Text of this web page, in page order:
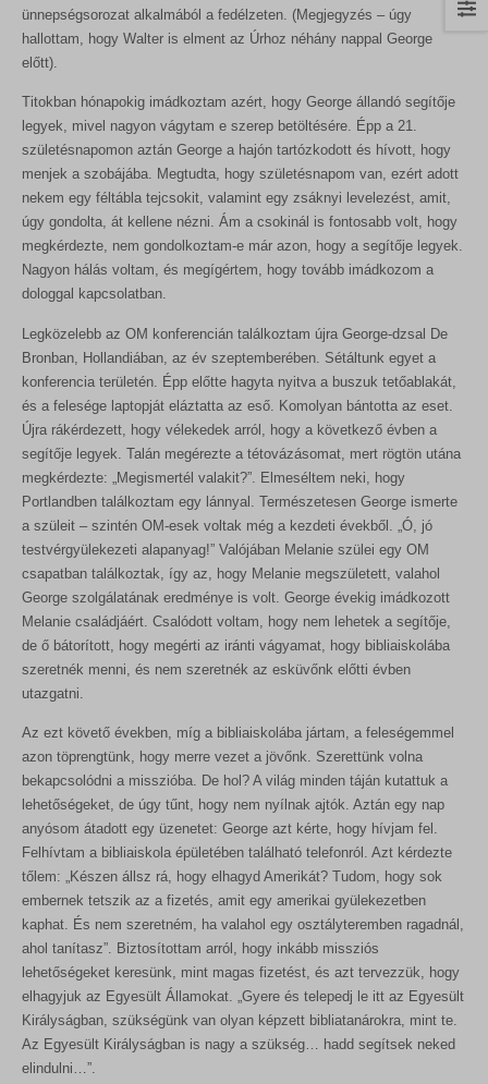
ünnepségsorozat alkalmából a fedélzeten. (Megjegyzés – úgy
hallottam, hogy Walter is elment az Úrhoz néhány nappal George
előtt).
Titokban hónapokig imádkoztam azért, hogy George állandó segítője
legyek, mivel nagyon vágytam e szerep betöltésére. Épp a 21.
születésnapomon aztán George a hajón tartózkodott és hívott, hogy
menjek a szobájába. Megtudta, hogy születésnapom van, ezért adott
nekem egy féltábla tejcsokit, valamint egy zsáknyi levelezést, amit,
úgy gondolta, át kellene nézni. Ám a csokinál is fontosabb volt, hogy
megkérdezte, nem gondolkoztam-e már azon, hogy a segítője legyek.
Nagyon hálás voltam, és megígértem, hogy tovább imádkozom a
dologgal kapcsolatban.
Legközelebb az OM konferencián találkoztam újra George-dzsal De
Bronban, Hollandiában, az év szeptemberében. Sétáltunk egyet a
konferencia területén. Épp előtte hagyta nyitva a buszuk tetőablakát,
és a felesége laptopját eláztatta az eső. Komolyan bántotta az eset.
Újra rákérdezett, hogy vélekedek arról, hogy a következő évben a
segítője legyek. Talán megérezte a tétovázásomat, mert rögtön utána
megkérdezte: „Megismertél valakit?”. Elmeséltem neki, hogy
Portlandben találkoztam egy lánnyal. Természetesen George ismerte
a szüleit – szintén OM-esek voltak még a kezdeti évekből. „Ó, jó
testvérgyülekezeti alapanyag!” Valójában Melanie szülei egy OM
csapatban találkoztak, így az, hogy Melanie megszületett, valahol
George szolgálatának eredménye is volt. George évekig imádkozott
Melanie családjáért. Csalódott voltam, hogy nem lehetek a segítője,
de ő bátorított, hogy megérti az iránti vágyamat, hogy bibliaiskolába
szeretnék menni, és nem szeretnék az esküvőnk előtti évben
utazgatni.
Az ezt követő években, míg a bibliaiskolába jártam, a feleségemmel
azon töprengtünk, hogy merre vezet a jövőnk. Szerettünk volna
bekapcsolódni a misszióba. De hol? A világ minden táján kutattuk a
lehetőségeket, de úgy tűnt, hogy nem nyílnak ajtók. Aztán egy nap
anyósom átadott egy üzenetet: George azt kérte, hogy hívjam fel.
Felhívtam a bibliaiskola épületében található telefonról. Azt kérdezte
tőlem: „Készen állsz rá, hogy elhagyd Amerikát? Tudom, hogy sok
embernek tetszik az a fizetés, amit egy amerikai gyülekezetben
kaphat. És nem szeretném, ha valahol egy osztályteremben ragadnál,
ahol tanítasz”. Biztosítottam arról, hogy inkább missziós
lehetőségeket keresünk, mint magas fizetést, és azt tervezzük, hogy
elhagyjuk az Egyesült Államokat. „Gyere és telepedj le itt az Egyesült
Királyságban, szükségünk van olyan képzett bibliatanárokra, mint te.
Az Egyesült Királyságban is nagy a szükség… hadd segítsek neked
elindulni…”.